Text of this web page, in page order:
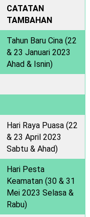
CATATAN
TAMBAHAN
Tahun Baru Cina (22
& 23 Januari 2023
Ahad & Isnin)
Hari Raya Puasa (22
& 23 April 2023
Sabtu & Ahad)
Hari Pesta
Keamatan (30 & 31
Mei 2023 Selasa &
Rabu)